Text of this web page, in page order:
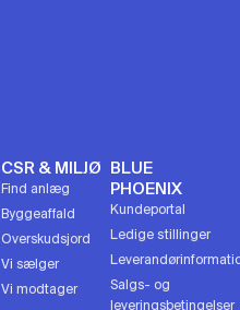
CSR & MILJØ
Find anlæg
Byggeaffald
Overskudsjord
Vi sælger
Vi modtager
BLUE
PHOENIX
Kundeportal
Ledige stillinger
Salgs- og
leveringsbetingelser